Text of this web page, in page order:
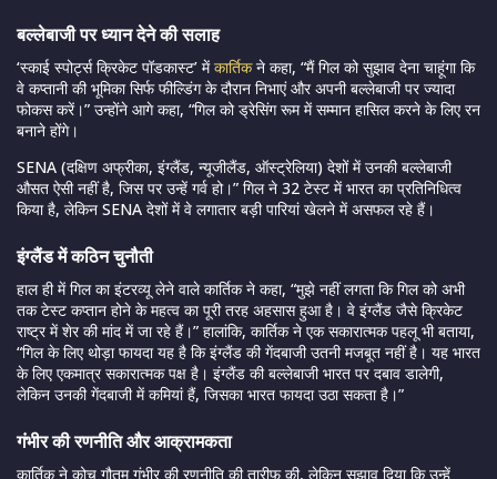
बल्लेबाजी पर ध्यान देने की सलाह
‘स्काई स्पोर्ट्स क्रिकेट पॉडकास्ट’ मेंकार्तिकने कहा, “मैं गिल को सुझाव देना चाहूंगा कि
वे कप्तानी की भूमिका सिर्फ फील्डिंग के दौरान निभाएं और अपनी बल्लेबाजी पर ज्यादा
फोकस करें।” उन्होंने आगे कहा, “गिल को ड्रेसिंग रूम में सम्मान हासिल करने के लिए रन
बनाने होंगे।
SENA (दक्षिण अफ्रीका, इंग्लैंड, न्यूजीलैंड, ऑस्ट्रेलिया) देशों में उनकी बल्लेबाजी
औसत ऐसी नहीं है, जिस पर उन्हें गर्व हो।” गिल ने 32 टेस्ट में भारत का प्रतिनिधित्व
किया है, लेकिन SENA देशों में वे लगातार बड़ी पारियां खेलने में असफल रहे हैं।
इंग्लैंड में कठिन चुनौती
हाल ही में गिल का इंटरव्यू लेने वाले कार्तिक ने कहा, “मुझे नहीं लगता कि गिल को अभी
तक टेस्ट कप्तान होने के महत्व का पूरी तरह अहसास हुआ है। वे इंग्लैंड जैसे क्रिकेट
राष्ट्र में शेर की मांद में जा रहे हैं।” हालांकि, कार्तिक ने एक सकारात्मक पहलू भी बताया,
“गिल के लिए थोड़ा फायदा यह है कि इंग्लैंड की गेंदबाजी उतनी मजबूत नहीं है। यह भारत
के लिए एकमात्र सकारात्मक पक्ष है। इंग्लैंड की बल्लेबाजी भारत पर दबाव डालेगी,
लेकिन उनकी गेंदबाजी में कमियां हैं, जिसका भारत फायदा उठा सकता है।”
गंभीर की रणनीति और आक्रामकता
कार्तिक ने कोच गौतम गंभीर की रणनीति की तारीफ की, लेकिन सुझाव दिया कि उन्हें